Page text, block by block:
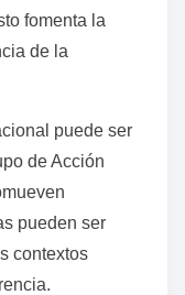
fomenta la
de la
puede ser
de Acción
pueden ser
contextos